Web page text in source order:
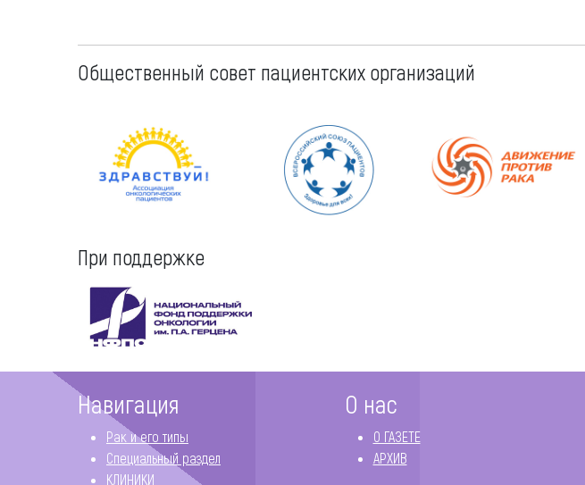
Общественный совет пациентских организаций
При поддержке
Навигация
Рак и его типы
Специальный раздел
КЛИНИКИ
О нас
О ГАЗЕТЕ
АРХИВ